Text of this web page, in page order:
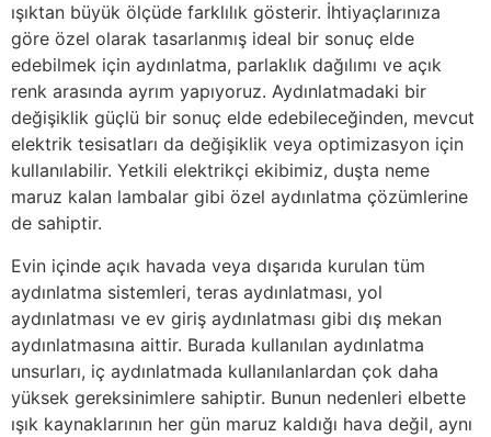
ışıktan büyük ölçüde farklılık gösterir. İhtiyaçlarınıza
göre özel olarak tasarlanmış ideal bir sonuç elde
edebilmek için aydınlatma, parlaklık dağılımı ve açık
renk arasında ayrım yapıyoruz. Aydınlatmadaki bir
değişiklik güçlü bir sonuç elde edebileceğinden, mevcut
elektrik tesisatları da değişiklik veya optimizasyon için
kullanılabilir. Yetkili elektrikçi ekibimiz, duşta neme
maruz kalan lambalar gibi özel aydınlatma çözümlerine
de sahiptir.
Evin içinde açık havada veya dışarıda kurulan tüm
aydınlatma sistemleri, teras aydınlatması, yol
aydınlatması ve ev giriş aydınlatması gibi dış mekan
aydınlatmasına aittir. Burada kullanılan aydınlatma
unsurları, iç aydınlatmada kullanılanlardan çok daha
yüksek gereksinimlere sahiptir. Bunun nedenleri elbette
ışık kaynaklarının her gün maruz kaldığı hava değil, aynı